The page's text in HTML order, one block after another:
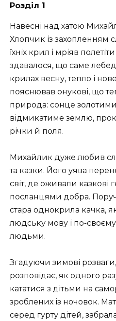
Розділ 1
Навесні над хатою
Хлопчик із захопленням
їхніх крил і мріяв
здавалося, що саме
крилах весну, тепло і
пояснював онукові, що
природа: сонце
відмикатиме землю,
річки й поля.
Михайлик дуже любив
та казки. Його уява
світ, де оживали казкові
посланцями добра.
стара однокрила качка,
людську мову і по-своєму
людьми.
Згадуючи зимові
розповідає, як одного
кататися з дітьми на
зроблених із ночовок.
серед гурту дітей,